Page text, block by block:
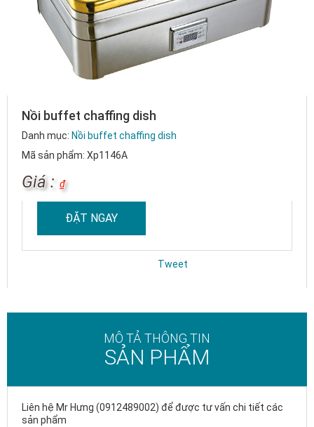
Nồi buffet chaffing dish
Danh mục: Nồi buffet chaffing dish
Mã sản phẩm: Xp1146A
Giá : ₫
ĐẶT NGAY
Tweet
MÔ TẢ THÔNG TIN
SẢN PHẨM
Liên hệ Mr Hưng (0912489002) để được tư vấn chi tiết các
sản phẩm